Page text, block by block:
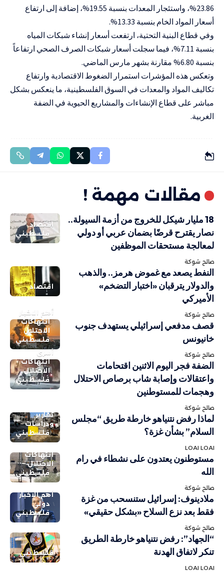
23.86%، واستئجار المعدات بنسبة 19.55%، إضافة إلى ارتفاع
أسعار المواد الخام بنسبة 13.33%.
وفي قطاع البنية التحتية، ارتفعت أسعار إنشاء شبكات المياه
بنسبة 7.11%، فيما سجلت أسعار شبكات الصرف الصحي ارتفاعاً
بنسبة 6.80% مقارنة بشهر مارس الماضي.
وتعكس هذه المؤشرات استمرار الضغوط الاقتصادية وارتفاع
تكاليف المواد والمعدات في السوق الفلسطينية، ما ينعكس بشكل
مباشر على قطاع الإنشاءات والمشاريع الحيوية في الضفة
الغربية.
مقالات مهمة !
اقتصاد
فلسطيني
18 مليار شيكل للخروج من أزمة السيولة..
نصار يقترح قرضًا بضمان عربي أو دولي
لمعالجة مستحقات الموظفين
صالح شوكة
اقتصاد
النفط يصعد مع غموض هرمز.. والذهب
والدولار يترقبان «اختبار التضخم»
الأميركي
صالح شوكة
أهم الاخبار
انتهاكات
الاحتلال
فلسطيني
قصف مدفعي إسرائيلي يستهدف جنوب
خانيونس
صالح شوكة
أسرى
انتهاكات
الاحتلال
فلسطيني
الضفة فجر اليوم الاثنين اقتحامات
واعتقالات وإصابة شاب برصاص الاحتلال
وهجمات للمستوطنين
صالح شوكة
تقارير
ودراسات
فلسطيني
لماذا رفض نتنياهو خارطة طريق “مجلس
السلام” بشأن غزة؟
LOAI LOAI
انتهاكات
الاحتلال
فلسطيني
مستوطنون يعتدون على نشطاء في رام
الله
صالح شوكة
أهم الاخبار
دولي
فلسطيني
ملادينوف: إسرائيل ستنسحب من غزة
فقط بعد نزع السلاح «بشكل حقيقي»
صالح شوكة
فلسطيني
“الجهاد”: رفض نتنياهو خارطة الطريق
تنكر لاتفاق الهدنة
LOAI LOAI